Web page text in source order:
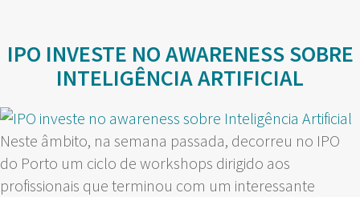
IPO INVESTE NO AWARENESS SOBRE
INTELIGÊNCIA ARTIFICIAL
Neste âmbito, na semana passada, decorreu no IPO
do Porto um ciclo de workshops dirigido aos
profissionais que terminou com um interessante